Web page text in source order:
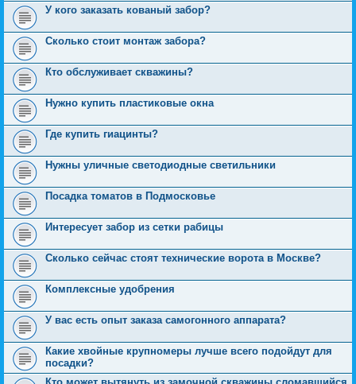
У кого заказать кованый забор?
Сколько стоит монтаж забора?
Кто обслуживает скважины?
Нужно купить пластиковые окна
Где купить гиацинты?
Нужны уличные светодиодные светильники
Посадка томатов в Подмосковье
Интересует забор из сетки рабицы
Сколько сейчас стоят технические ворота в Москве?
Комплексные удобрения
У вас есть опыт заказа самогонного аппарата?
Какие хвойные крупномеры лучше всего подойдут для
посадки?